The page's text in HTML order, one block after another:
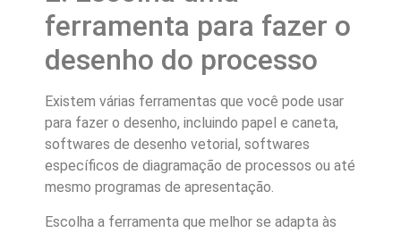
ferramenta para fazer o
desenho do processo
Existem várias ferramentas que você pode usar
para fazer o desenho, incluindo papel e caneta,
softwares de desenho vetorial, softwares
específicos de diagramação de processos ou até
mesmo programas de apresentação.
Escolha a ferramenta que melhor se adapta às